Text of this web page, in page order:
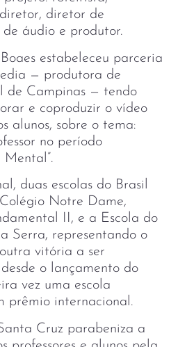
diretor de
áudio e produtor.
estabeleceu parceria
— produtora de
de Campinas — tendo
e coproduzir o vídeo
alunos, sobre o tema:
no período
duas escolas do Brasil
Notre Dame,
II, e a Escola do
Serra, representando o
vitória a ser
o lançamento do
vez uma escola
prêmio internacional.
Cruz parabeniza a